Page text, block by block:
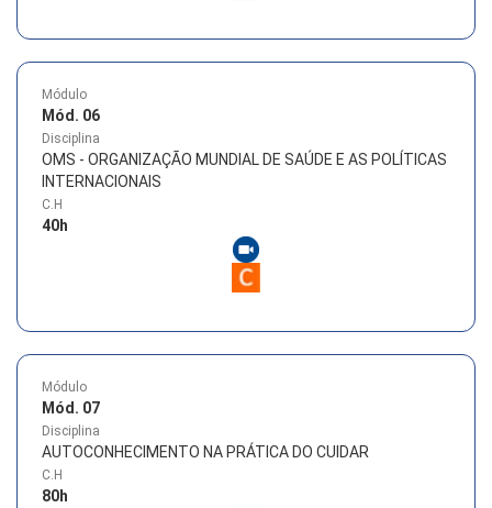
Módulo
Mód. 06
Disciplina
OMS - ORGANIZAÇÃO MUNDIAL DE SAÚDE E AS POLÍTICAS
INTERNACIONAIS
C.H
40h
Módulo
Mód. 07
Disciplina
AUTOCONHECIMENTO NA PRÁTICA DO CUIDAR
C.H
80h